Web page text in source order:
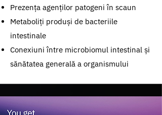
Prezența agenților patogeni în scaun
Metaboliți produși de bacteriile
intestinale
Conexiuni între microbiomul intestinal și
sănătatea generală a organismului